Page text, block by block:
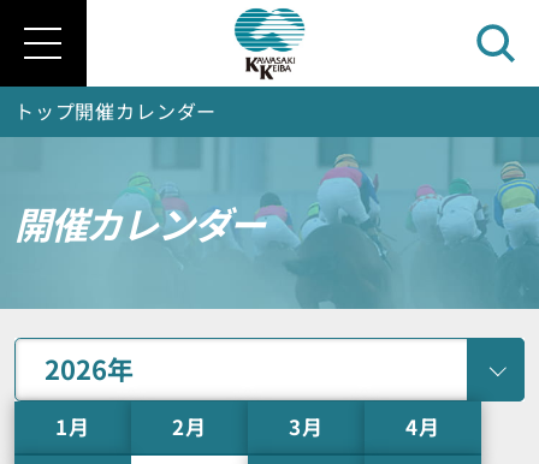
トップ開催カレンダー
開催カレンダー
1月 2月 3月
4月